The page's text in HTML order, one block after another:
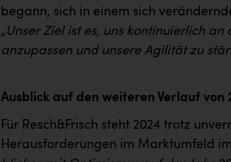
begann, sich in einem sich
„Unser Ziel ist es, uns kontinuierlich
anzupassen und unsere Agilität zu
Ausblick auf den weiteren Verlauf von
Für Resch&Frisch steht 2024 trotz
Herausforderungen im Marktumfeld